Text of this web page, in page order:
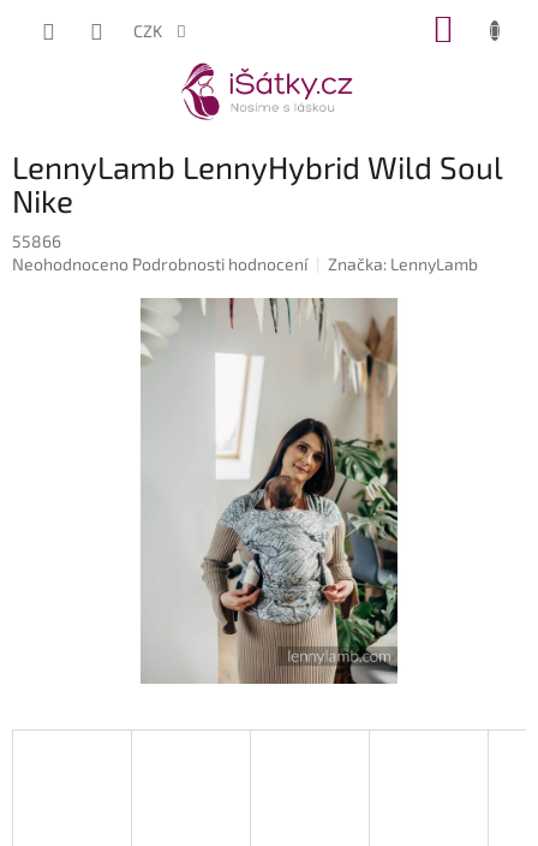
CZK
LennyLamb LennyHybrid Wild Soul
Nike
55866
Průměrné
Neohodnoceno Podrobnosti hodnocení Značka: LennyLamb